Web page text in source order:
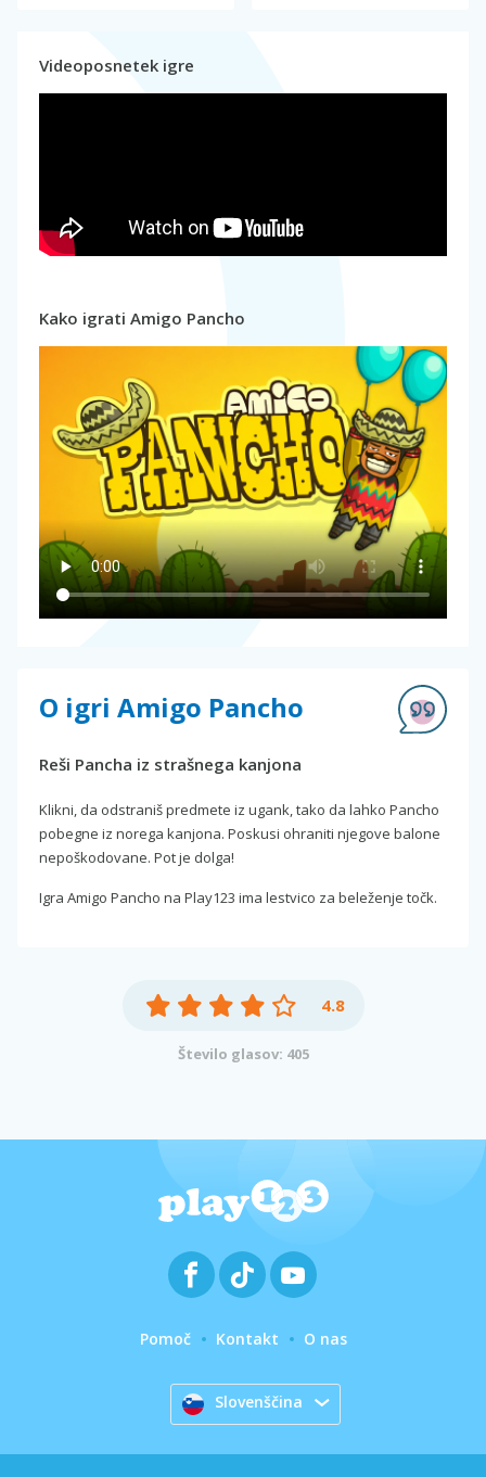
Videoposnetek igre
Kako igrati Amigo Pancho
O igri Amigo Pancho
Reši Pancha iz strašnega kanjona
Klikni, da odstraniš predmete iz ugank, tako da lahko Pancho
pobegne iz norega kanjona. Poskusi ohraniti njegove balone
nepoškodovane. Pot je dolga!
Igra Amigo Pancho na Play123 ima lestvico za beleženje točk.
4.8
Število glasov: 405
Pomoč Kontakt O nas
Slovenščina